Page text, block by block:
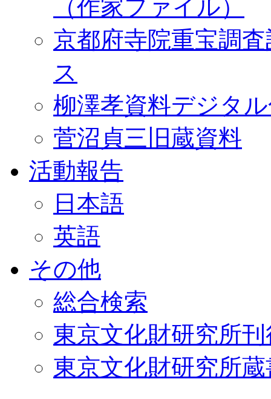
（作家ファイル）
京都府寺院重宝調
ス
柳澤孝資料デジタ
菅沼貞三旧蔵資料
活動報告
日本語
英語
その他
総合検索
東京文化財研究所
東京文化財研究所